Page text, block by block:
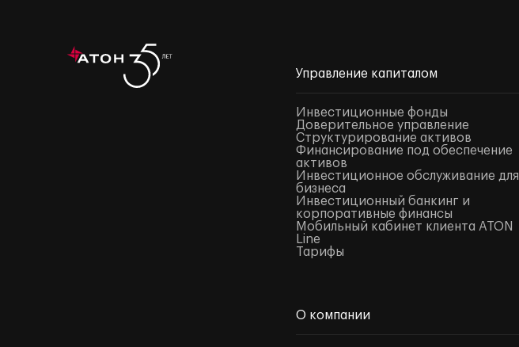
Управление капиталом
Инвестиционные фонды
Доверительное управление
Структурирование активов
Финансирование под обеспечение
активов
Инвестиционное обслуживание для
бизнеса
Инвестиционный банкинг и
корпоративные финансы
Мобильный кабинет клиента ATON
Line
Тарифы
О компании